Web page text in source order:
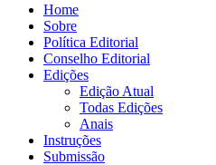
Home
Sobre
Política Editorial
Conselho Editorial
Edições
Edição Atual
Todas Edições
Anais
Instruções
Submissão